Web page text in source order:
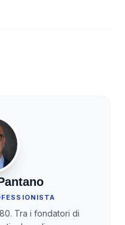
Tra i fondatori di